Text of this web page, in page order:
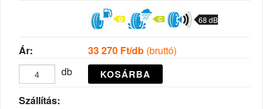
68 dB
Ár: 33 270 Ft/db (bruttó)
db
KOSÁRBA
Szállítás: